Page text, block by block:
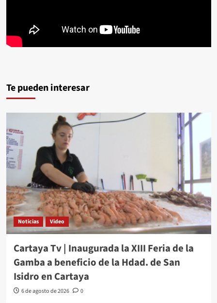
Te pueden interesar
Noticias Video
Cartaya Tv | Inaugurada la XIII Feria de la
Gamba a beneficio de la Hdad. de San
Isidro en Cartaya
6 de agosto de 2026 0